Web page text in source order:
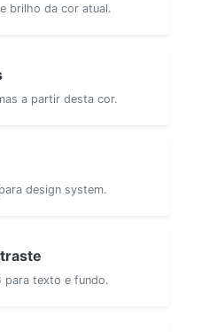
brilho da cor atual.
a partir desta cor.
design system.
para texto e fundo.